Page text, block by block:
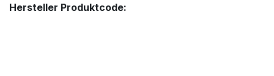
Hersteller Produktcode: